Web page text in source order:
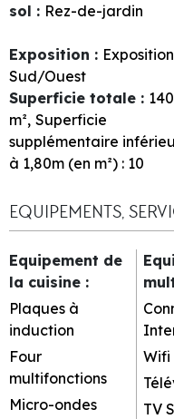
sol : Rez-de-jardin
Exposition : Exposition
Sud/Ouest
Superficie totale : 140
m² Superficie
supplémentaire
à 1,80m (en m²) : 10
EQUIPEMENTS,
Equipement de
la cuisine :
Plaques à
induction
Four
multifonctions
Micro-ondes
Wifi
TV